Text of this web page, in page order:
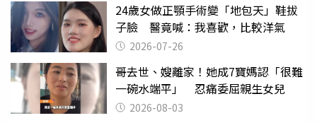
24歲女做正顎手術變「地包天」鞋拔
子臉 醫竟喊：我喜歡，比較洋氣
2026-07-26
哥去世、嫂離家！她成7寶媽認「很難
一碗水端平」 忍痛委屈親生女兒
2026-08-03